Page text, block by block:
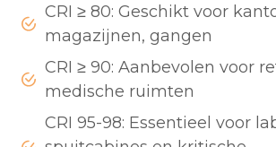
CRI ≥ 80: Geschikt voor
magazijnen, gangen
CRI ≥ 90: Aanbevolen voor
medische ruimten
CRI 95-98: Essentieel voor